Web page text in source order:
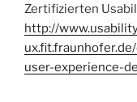
Zertifizierten
http://
user-experience-